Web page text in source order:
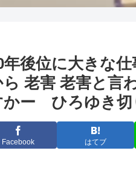
年後位に大きな
老害 老害と言
かー ひろゆき
Facebook はてブ